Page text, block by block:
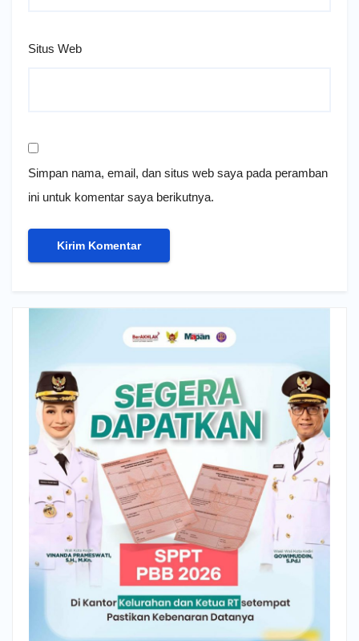
Situs Web
Simpan nama, email, dan situs web saya pada peramban
ini untuk komentar saya berikutnya.